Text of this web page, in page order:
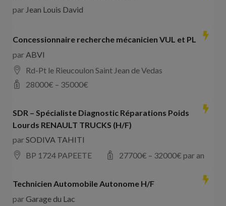
par Jean Louis David
Concessionnaire recherche mécanicien VUL et PL
parABVI
Rd-Pt le Rieucoulon Saint Jean de Vedas
28000€ – 35000€
SDR – Spécialiste Diagnostic Réparations Poids
Lourds RENAULT TRUCKS (H/F)
parSODIVA TAHITI
BP 1724 PAPEETE
27700€ – 32000€ par an
Technicien Automobile Autonome H/F
parGarage du Lac